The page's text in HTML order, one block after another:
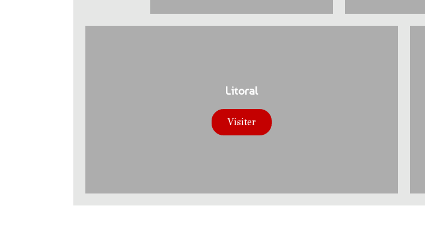
Litoral
Visiter